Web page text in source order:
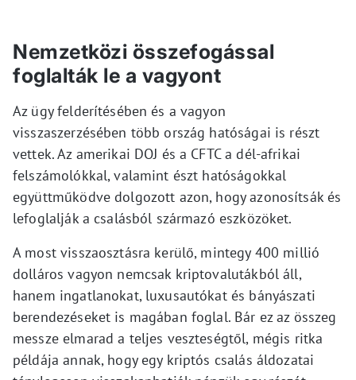
Nemzetközi összefogással
foglalták le a vagyont
Az ügy felderítésében és a vagyon
visszaszerzésében több ország hatóságai is részt
vettek. Az amerikai DOJ és a CFTC a dél-afrikai
felszámolókkal, valamint észt hatóságokkal
együttműködve dolgozott azon, hogy azonosítsák és
lefoglalják a csalásból származó eszközöket.
A most visszaosztásra kerülő, mintegy 400 millió
dolláros vagyon nemcsak kriptovalutákból áll,
hanem ingatlanokat, luxusautókat és bányászati
berendezéseket is magában foglal. Bár ez az összeg
messze elmarad a teljes veszteségtől, mégis ritka
példája annak, hogy egy kriptós csalás áldozatai